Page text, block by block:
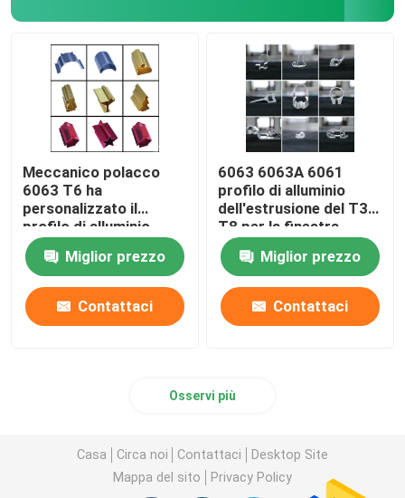
Meccanico polacco
6063 T6 ha
personalizzato il
profilo di alluminio
Miglior prezzo
Contattaci
6063 6063A 6061
profilo di alluminio
dell'estrusione del T3
T8 per la finestra
Miglior prezzo
Contattaci
Osservi più
Casa Circa noi Contattaci
Desktop Site
Mappa del sito
Privacy Policy